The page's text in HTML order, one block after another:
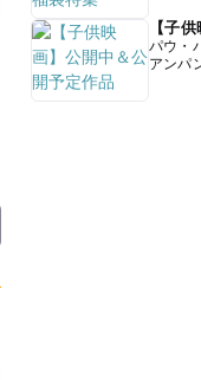
【子
パウ・
アンパ